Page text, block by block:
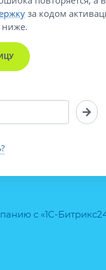
с «1С-
за кодом
ниже.